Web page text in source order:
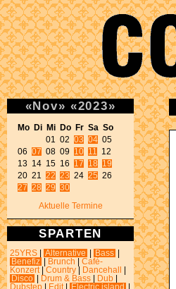
«Nov» «2023»
Mo Di Mi Do Fr Sa So
01 02 03 04 05
06 07 08 09 10 11
12
13 14 15 16 17 18
19
20 21 22 23 24 25
27 28 29 30
Aktuelle Termine
SPARTEN
25YRS Alternative Bass
Benefiz
Brunch
Café-
Konzert
Country Dancehall
Disco
Drum & Bass Dub
Dubstep
Edit Electric island